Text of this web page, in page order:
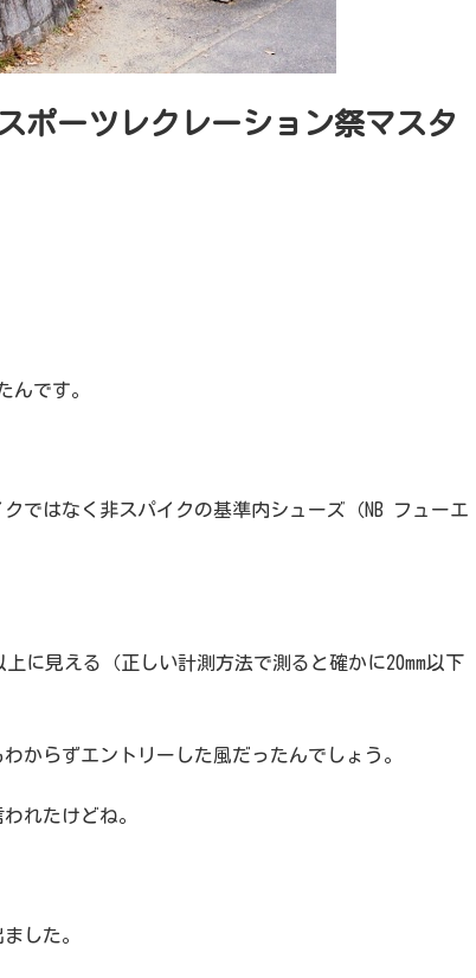
ポーツレクレーション祭マスタ
んです。
ではなく非スパイクの基準内シューズ（NB フューエ
に見える（正しい計測方法で測ると確かに20mm以下
からずエントリーした風だったんでしょう。
れたけどね。
した。